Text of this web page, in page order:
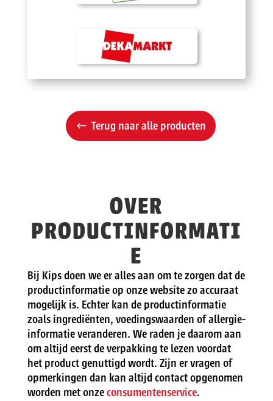
Terug naar alle producten
OVER
PRODUCTINFORMATI
E
Bij Kips doen we er alles aan om te zorgen dat de
productinformatie op onze website zo accuraat
mogelijk is. Echter kan de productinformatie
zoals ingrediënten, voedingswaarden of allergie-
informatie veranderen. We raden je daarom aan
om altijd eerst de verpakking te lezen voordat
het product genuttigd wordt. Zijn er vragen of
opmerkingen dan kan altijd contact opgenomen
worden met onzeconsumentenservice.